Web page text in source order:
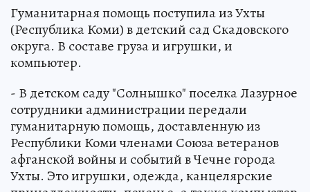
Гуманитарная помощь поступила из Ухты
(Республика Коми) в детский сад Скадовского
округа. В составе груза и игрушки, и
компьютер.
- В детском саду "Солнышко" поселка Лазурное
сотрудники администрации передали
гуманитарную помощь, доставленную из
Республики Коми членами Союза ветеранов
афганской войны и событий в Чечне города
Ухты. Это игрушки, одежда, канцелярские